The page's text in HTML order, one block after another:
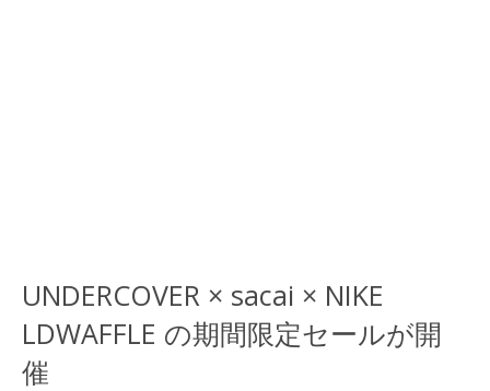
UNDERCOVER × sacai × NIKE
LDWAFFLE の期間限定セールが開
催